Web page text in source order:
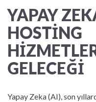
YAPAY
HOSTING
GELECEĞI
Yapay Zeka (AI), son